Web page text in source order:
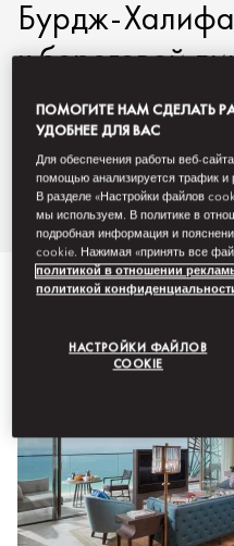
Бурдж-
к береговой
открытые
городе
Смотреть все Номера
ПОМОГИТЕ НАМ СДЕЛАТЬ
УДОБНЕЕ ДЛЯ ВАС
Для обеспечения работы веб-
помощью анализируется трафик и
В разделе «Настройки файлов
мы используем. В политике в
подробная информация и
cookie. Нажимая «принять все
политикой в отношении
политикой
НАСТРОЙКИ ФАЙЛОВ
COOKIE